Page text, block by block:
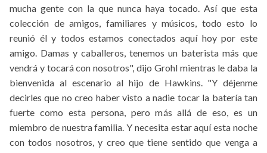
mucha gente con la que nunca haya tocado. Así que esta
colección de amigos, familiares y músicos, todo esto lo
reunió él y todos estamos conectados aquí hoy por este
amigo. Damas y caballeros, tenemos un baterista más que
vendrá y tocará con nosotros", dijo Grohl mientras le daba la
bienvenida al escenario al hijo de Hawkins. "Y déjenme
decirles que no creo haber visto a nadie tocar la batería tan
fuerte como esta persona, pero más allá de eso, es un
miembro de nuestra familia. Y necesita estar aquí esta noche
con todos nosotros, y creo que tiene sentido que venga a